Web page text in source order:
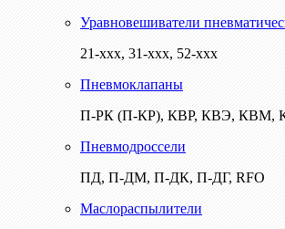
Уравновешиватели
21-ххх, 31-ххх, 52-ххх
Пневмоклапаны
П-РК (П-КР), КВР, КВЭ, КВМ,
Пневмодроссели
ПД, П-ДМ, П-ДК, П-ДГ, RFO
Маслораспылители